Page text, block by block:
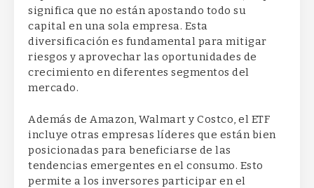
significa que no están apostando todo su
capital en una sola empresa. Esta
diversificación es fundamental para mitigar
riesgos y aprovechar las oportunidades de
crecimiento en diferentes segmentos del
mercado.
Además de Amazon, Walmart y Costco, el ETF
incluye otras empresas líderes que están bien
posicionadas para beneficiarse de las
tendencias emergentes en el consumo. Esto
permite a los inversores participar en el